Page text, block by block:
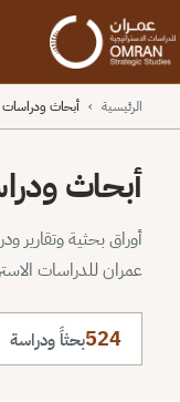
الرئيسية › أبحاث ودراسات
أبحاث
أوراق بحثية
عمران للدراسات
524بحثاً ودراسة